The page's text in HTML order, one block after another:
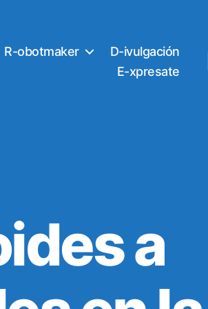
R-obotmaker
D-ivulgación
E-xpresate
a